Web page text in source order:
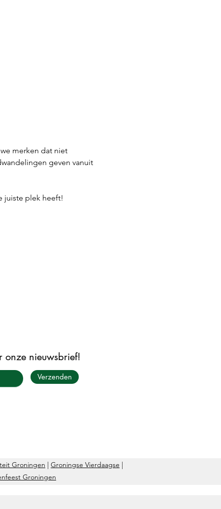
merken dat niet
geven vanuit
plek heeft!
onze nieuwsbrief!
Verzenden
Groningen | Groningse Vierdaagse |
Groningen